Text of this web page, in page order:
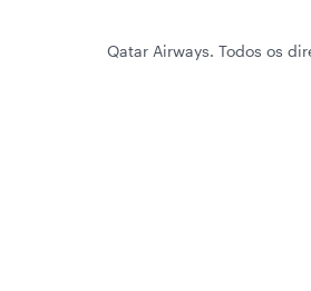
Qatar Airways. Todos os